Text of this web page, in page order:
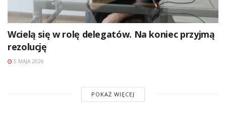
Wcielą się w rolę delegatów. Na koniec przyjmą
rezolucję
5 MAJA 2026
POKAŻ WIĘCEJ